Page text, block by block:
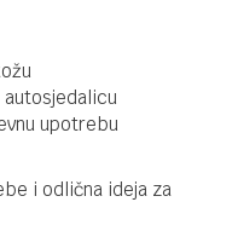
upotrebu
i odlična ideja za